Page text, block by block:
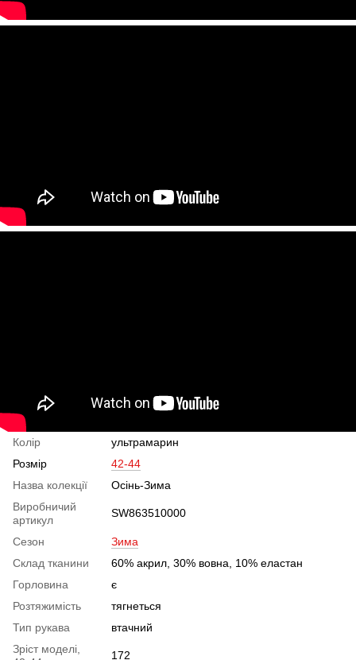
Колір
ультрамарин
Розмір
42-44
Назва колекції
Осінь-Зима
Виробничий
артикул
SW863510000
Сезон
Зима
Склад тканини
60% акрил, 30% вовна, 10% еластан
Горловина
є
Розтяжимість
тягнеться
Тип рукава
втачний
Зріст моделі,
172